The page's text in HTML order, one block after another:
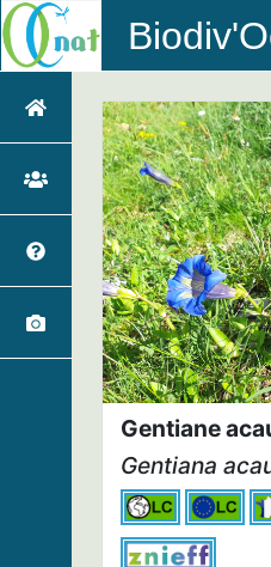
Gentiane
Gentiana